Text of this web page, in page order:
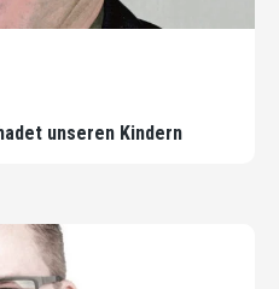
unseren Kindern